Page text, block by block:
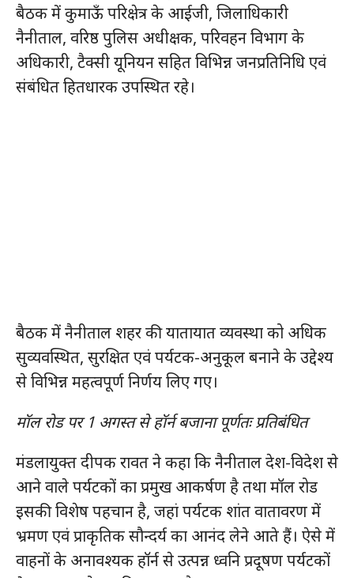
बैठक में कुमाऊँ परिक्षेत्र के आईजी, जिलाधिकारी
नैनीताल, वरिष्ठ पुलिस अधीक्षक, परिवहन विभाग के
अधिकारी, टैक्सी यूनियन सहित विभिन्न जनप्रतिनिधि एवं
संबंधित हितधारक उपस्थित रहे।
बैठक में नैनीताल शहर की यातायात व्यवस्था को अधिक
सुव्यवस्थित, सुरक्षित एवं पर्यटक-अनुकूल बनाने के उद्देश्य
से विभिन्न महत्वपूर्ण निर्णय लिए गए।
मॉल रोड पर 1 अगस्त से हॉर्न बजाना पूर्णतः प्रतिबंधित
मंडलायुक्त दीपक रावत ने कहा कि नैनीताल देश-विदेश से
आने वाले पर्यटकों का प्रमुख आकर्षण है तथा मॉल रोड
इसकी विशेष पहचान है, जहां पर्यटक शांत वातावरण में
भ्रमण एवं प्राकृतिक सौन्दर्य का आनंद लेने आते हैं। ऐसे में
वाहनों के अनावश्यक हॉर्न से उत्पन्न ध्वनि प्रदूषण पर्यटकों